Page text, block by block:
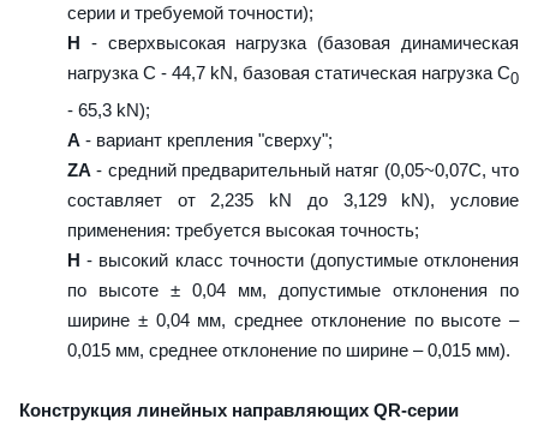
серии и требуемой точности);
H - сверхвысокая нагрузка (базовая динамическая
нагрузка C - 44,7 kN, базовая статическая нагрузка С0
- 65,3 kN);
A - вариант крепления "сверху";
ZA - средний предварительный натяг (0,05~0,07C, что
составляет от 2,235 kN до 3,129 kN), условие
применения: требуется высокая точность;
H - высокий класс точности (допустимые отклонения
по высоте ± 0,04 мм, допустимые отклонения по
ширине ± 0,04 мм, среднее отклонение по высоте –
0,015 мм, среднее отклонение по ширине – 0,015 мм).
Конструкция линейных направляющих QR-серии